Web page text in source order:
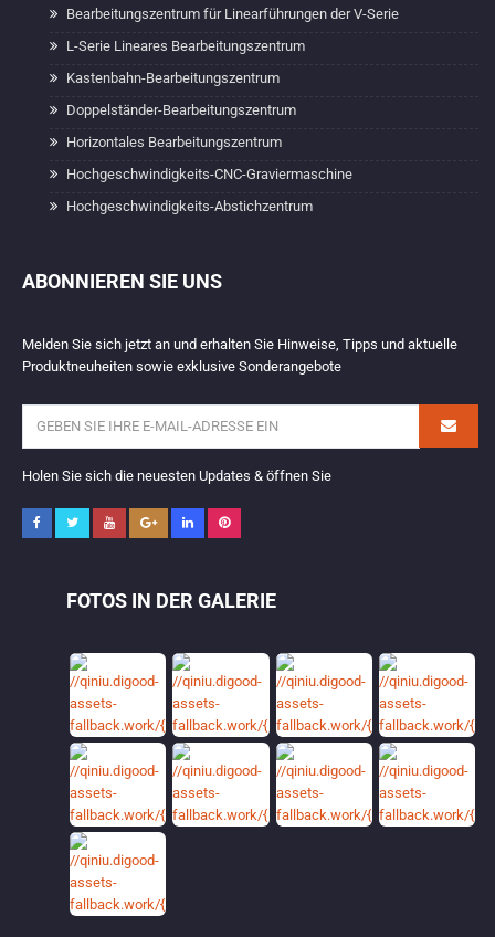
Bearbeitungszentrum für Linearführungen der V-Serie
L-Serie Lineares Bearbeitungszentrum
Kastenbahn-Bearbeitungszentrum
Doppelständer-Bearbeitungszentrum
Horizontales Bearbeitungszentrum
Hochgeschwindigkeits-CNC-Graviermaschine
Hochgeschwindigkeits-Abstichzentrum
ABONNIEREN SIE UNS
Melden Sie sich jetzt an und erhalten Sie Hinweise, Tipps und aktuelle
Produktneuheiten sowie exklusive Sonderangebote
Holen Sie sich die neuesten Updates & öffnen Sie
FOTOS IN DER GALERIE